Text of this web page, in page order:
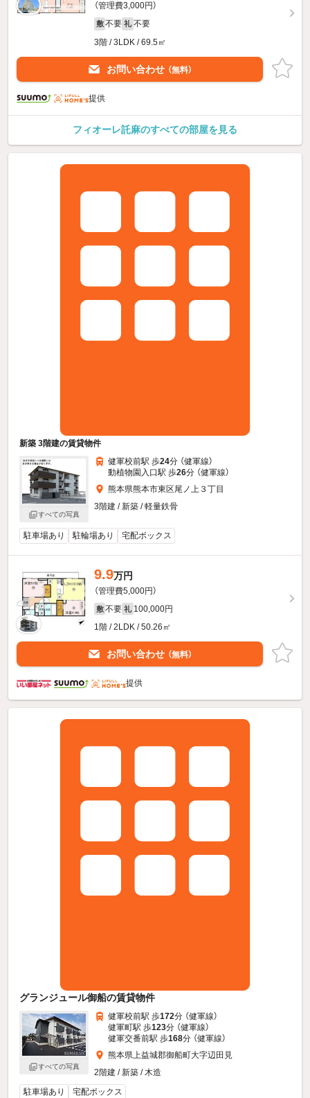
（管理費3,000円）
敷 不要 礼 不要
3階 / 3LDK / 69.5㎡
お問い合わせ （無料）
提供
フィオーレ託麻のすべての部屋を見る
新築 3階建の賃貸物件
すべての写真
健軍校前駅 歩24分 （健軍線）
動植物園入口駅 歩26分 （健軍線）
熊本県熊本市東区尾ノ上３丁目
3階建 / 新築 / 軽量鉄骨
駐車場あり 駐輪場あり 宅配ボックス
9.9万円
（管理費5,000円）
敷 不要 礼 100,000円
1階 / 2LDK / 50.26㎡
お問い合わせ （無料）
提供
グランジュール御船の賃貸物件
すべての写真
健軍校前駅 歩172分 （健軍線）
健軍町駅 歩123分 （健軍線）
健軍交番前駅 歩168分 （健軍線）
熊本県上益城郡御船町大字辺田見
2階建 / 新築 / 木造
駐車場あり
宅配ボックス